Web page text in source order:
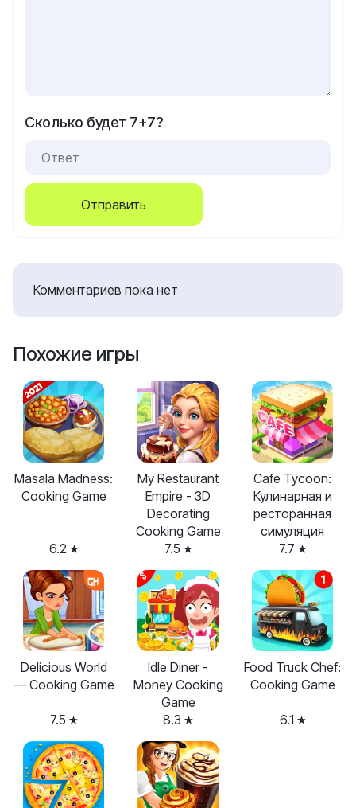
Сколько будет 7+7?
Отправить
Комментариев пока нет
Похожие игры
Masala Madness:
Cooking Game
6.2
My Restaurant
Empire - 3D
Decorating
Cooking Game
7.5
Cafe Tycoon:
Кулинарная и
ресторанная
симуляция
7.7
Delicious World
— Cooking Game
7.5
Idle Diner -
Money Cooking
Game
8.3
Food Truck Chef:
Cooking Game
6.1